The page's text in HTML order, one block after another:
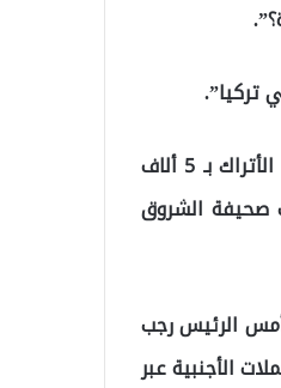
أما في مصر، فأبرزت صحيفة “المصري اليوم” تصريحات أردوغان حول احتفاظ المواطنين الأتراك بـ 5 ألاف
صحيفة الشروق
أمس الرئيس رجب
الأجنبية عبر